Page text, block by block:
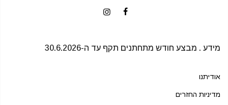
מידע . מבצע חודש מתחתנים תקף עד ה-30.6.2026
אודיתנו
מדיניות החזרים